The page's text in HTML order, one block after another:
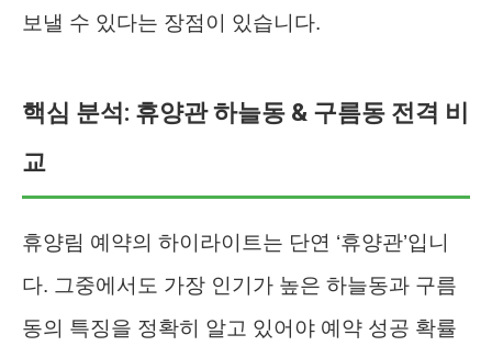
보낼 수 있다는 장점이 있습니다.
핵심 분석: 휴양관 하늘동 & 구름동 전격 비
교
휴양림 예약의 하이라이트는 단연 ‘휴양관’입니
다. 그중에서도 가장 인기가 높은 하늘동과 구름
동의 특징을 정확히 알고 있어야 예약 성공 확률